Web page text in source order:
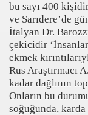
bu sayı 400
ve Sarıdere’de
İtalyan Dr.
çekicidir
ekmek
Rus Araştırmacı
kadar dağlının
Onların bu
soğuğunda,